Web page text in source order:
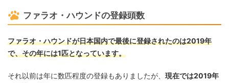
ファラオ・ハウンドの登録頭数
ファラオ・ハウンドが日本国内で最後に登録されたのは2019年
で、その年には1匹となっています。
それ以前は年に数匹程度の登録もありましたが、 現在では2019年